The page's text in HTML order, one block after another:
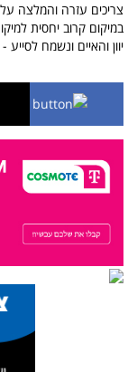
צריכים עזרה והמלצה
במיקום קרוב יחסית
יוון והאיים ונשמח לסייע -